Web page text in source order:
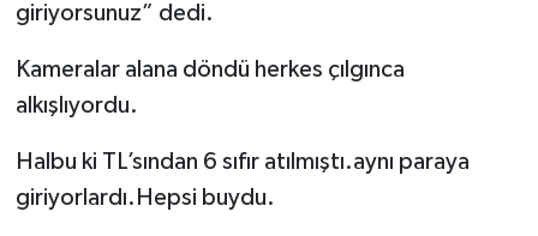
giriyorsunuz” dedi.
Kameralar alana döndü herkes çılgınca
alkışlıyordu.
Halbu ki TL’sından 6 sıfır atılmıştı.aynı paraya
giriyorlardı.Hepsi buydu.